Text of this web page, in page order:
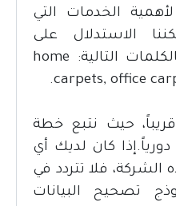
الخدمات التي
الاستدلال على
أنشطة هذه الشركة بالكلمات التالية: home
carpets, office
حيث نتبع خطة
كان لديك أي
فلا تتردد في
تصحيح البيانات